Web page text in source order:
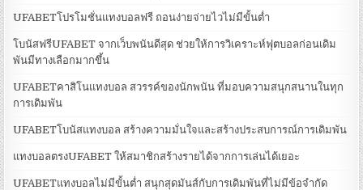
UFABETโปรโมชั่นแทงบอลฟรี ถอนง่ายจ่ายไวไม่มีขั้นต่ำ
โบนัสฟรีUFABET จากเว็บพนันดีสุด ช่วยให้การวิเคราะห์ฟุตบอลก่อนเดิม
พันมีทางเลือกมากขึ้น
UFABETคาสิโนแทงบอล สวรรค์ของนักพนัน ที่มอบความสนุกสนานในทุก
การเดิมพัน
UFABETโบนัสแทงบอล สร้างความมั่นใจและสร้างประสบการณ์การเดิมพัน
แทงบอลตรงUFABET ให้สมาชิกสร้างรายได้จากการเล่นได้เยอะ
UFABETแทงบอลไม่มีขั้นต่ำ สนุกสุดมันส์กับการเดิมพันที่ไม่มีข้อจำกัด